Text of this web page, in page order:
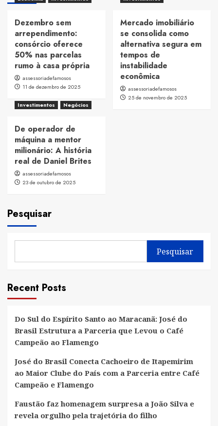
Dezembro sem
arrependimento:
consórcio oferece
50% nas parcelas
rumo à casa própria
assessoriadefamosos
11 de dezembro de 2025
Mercado imobiliário
se consolida como
alternativa segura em
tempos de
instabilidade
econômica
assessoriadefamosos
25 de novembro de 2025
Investimentos
Negócios
De operador de
máquina a mentor
milionário: A história
real de Daniel Brites
assessoriadefamosos
23 de outubro de 2025
Pesquisar
Pesquisar
Recent Posts
Do Sul do Espírito Santo ao Maracanã: José do
Brasil Estrutura a Parceria que Levou o Café
Campeão ao Flamengo
José do Brasil Conecta Cachoeiro de Itapemirim
ao Maior Clube do País com a Parceria entre Café
Campeão e Flamengo
Faustão faz homenagem surpresa a João Silva e
revela orgulho pela trajetória do filho